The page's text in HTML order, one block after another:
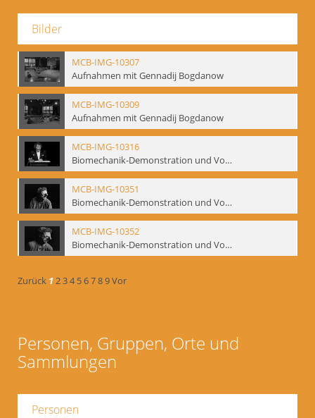
Bilder
MCB-IMG-10307
Aufnahmen mit Gennadij Bogdanow
MCB-IMG-10309
Aufnahmen mit Gennadij Bogdanow
MCB-IMG-10316
Biomechanik-Demonstration und Vortrag, Berliner Ensemble, 04.10.1991
MCB-IMG-10351
Biomechanik-Demonstration und Vortrag, Berliner Ensemble, 04.10.1991
MCB-IMG-10352
Biomechanik-Demonstration und Vortrag, Berliner Ensemble, 04.10.1991
Zurück 1234 56789Vor
Personen, Gruppen, Orte und
Sammlungen
Personen